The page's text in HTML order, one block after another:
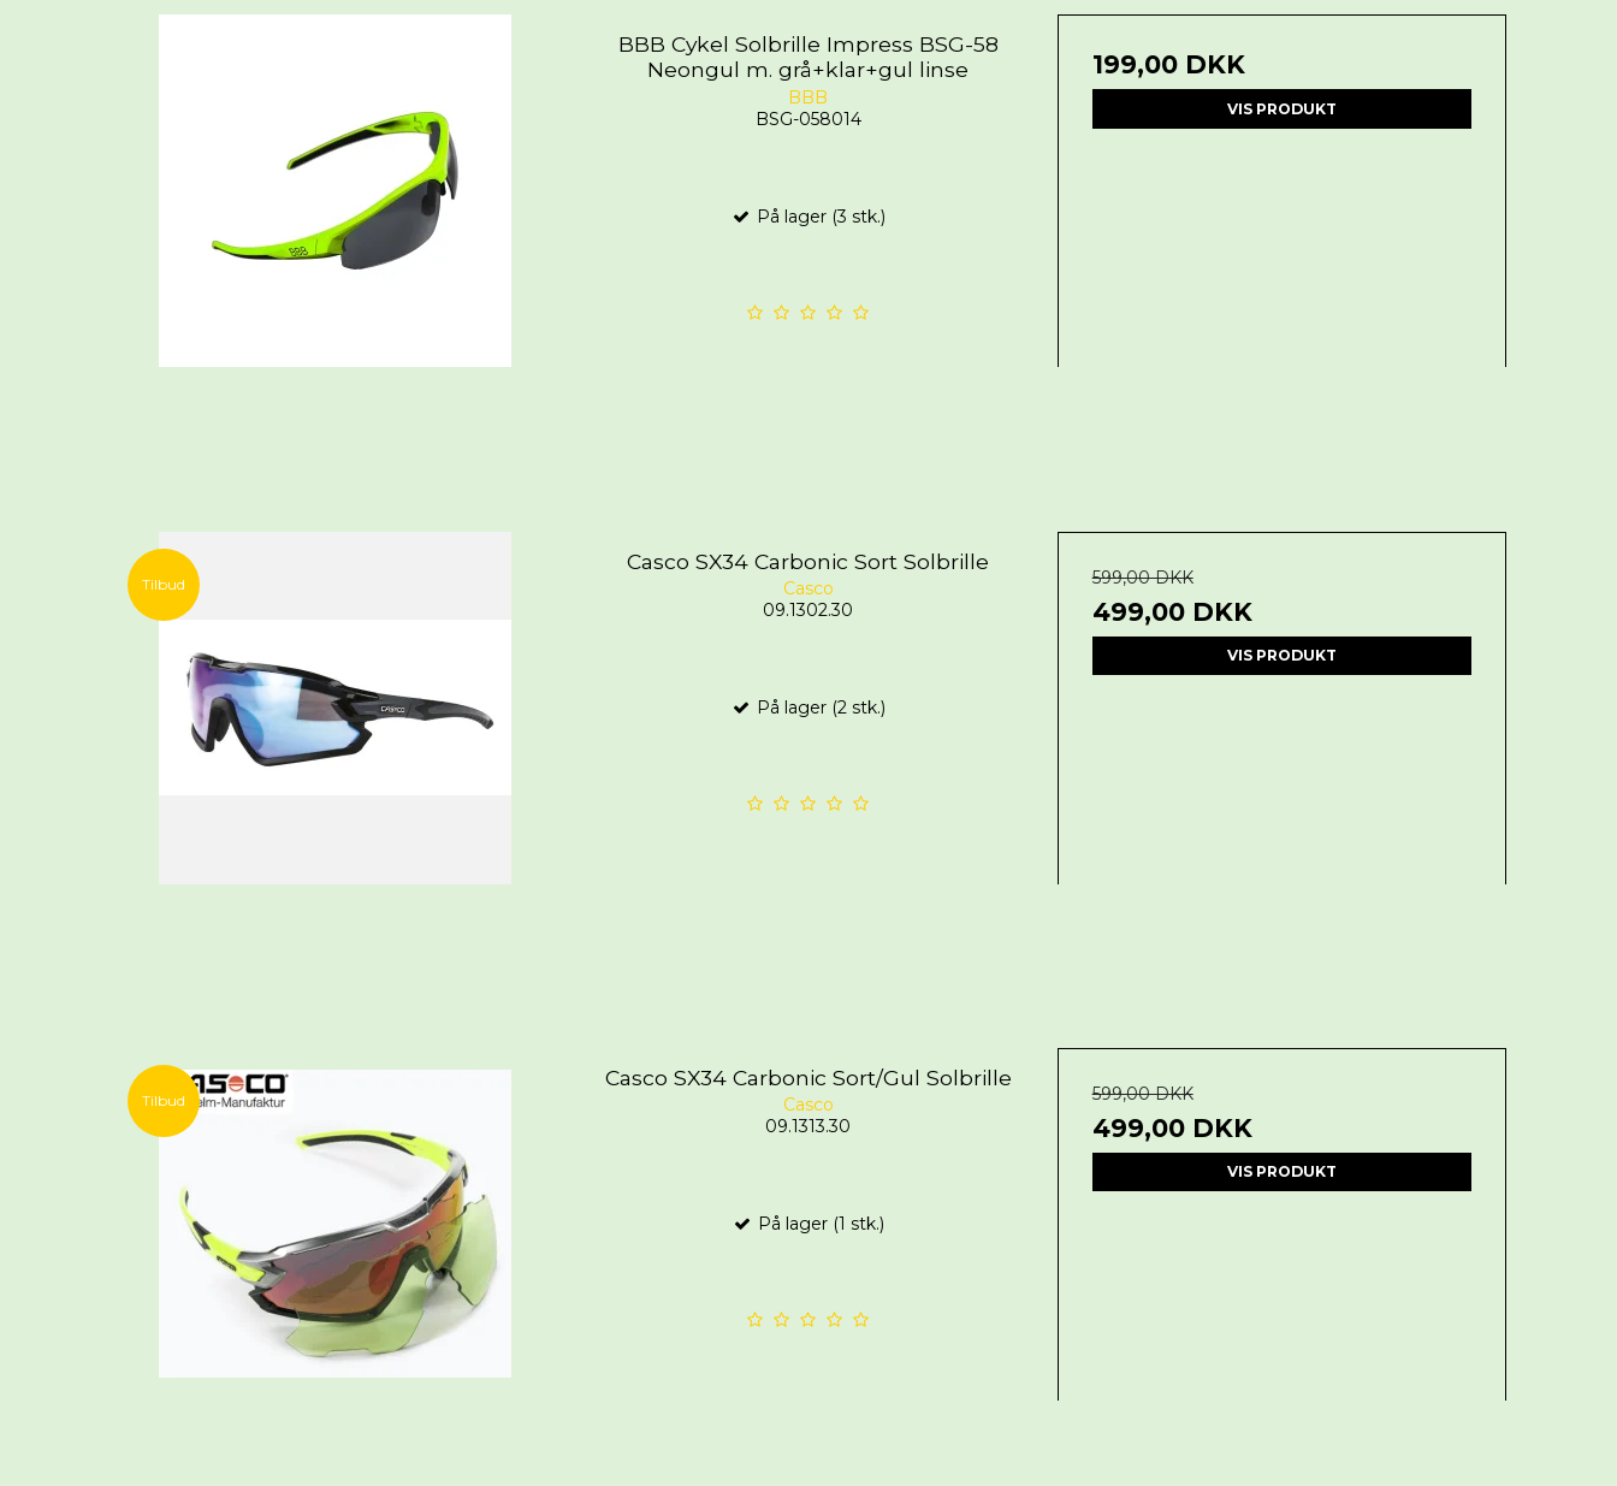
BBB Cykel Solbrille Impress BSG-58
Neongul m. grå+klar+gul linse
BBB
BSG-058014
På lager (3 stk.)
199,00 DKK
VIS PRODUKT
Tilbud
Casco SX34 Carbonic Sort Solbrille
Casco
09.1302.30
På lager (2 stk.)
599,00 DKK
499,00 DKK
VIS PRODUKT
Tilbud
Casco SX34 Carbonic Sort/Gul Solbrille
Casco
09.1313.30
På lager (1 stk.)
599,00 DKK
499,00 DKK
VIS PRODUKT